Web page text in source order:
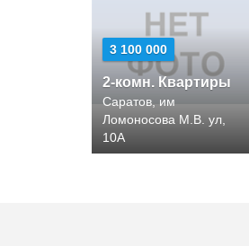
3 100 000
2-комн. Квартиры
Саратов, им
Ломоносова М.В. ул,
10А